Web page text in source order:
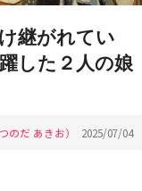
継がれてい
した２人の娘
のだ あきお） 2025/07/04